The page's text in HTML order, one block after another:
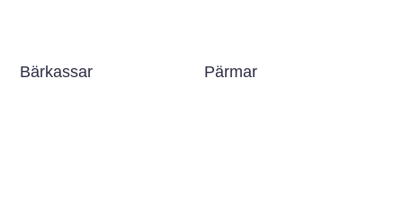
Bärkassar Pärmar